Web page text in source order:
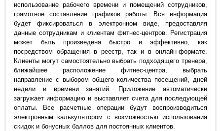
использование рабочего времени и помещений сотрудников,
грамотное составление графиков работы. Вся информация
будет фиксироваться в электронном виде, предоставляя
данные сотрудникам и клиентам фитнес-центров. Регистрация
может быть произведена быстро и эффективно, как
посредством обращения в реестр, так и в онлайн-формате.
Клиенты могут самостоятельно выбрать подходящего тренера,
ближайшее расположение фитнес-центра, выбрать
направление с выбором общего количества посещений, дней
недели и времени занятий. Приложение автоматически
загружает информацию и выставляет счета для последующей
оплаты. Все расчетные операции будут воспроизводиться
электронным калькулятором с возможностью использования
скидок и бонусных баллов для постоянных клиентов.